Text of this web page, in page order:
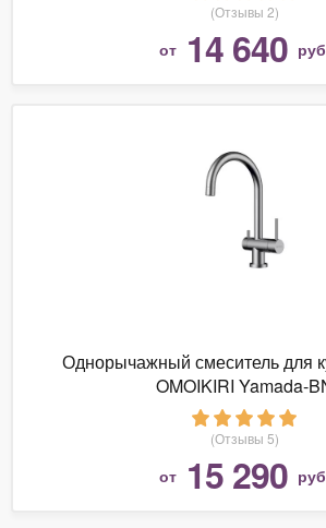
(Отзывы 2)
от 14 640
Однорычажный смеситель для
OMOIKIRI Yamada-
(Отзывы 5)
от 15 290